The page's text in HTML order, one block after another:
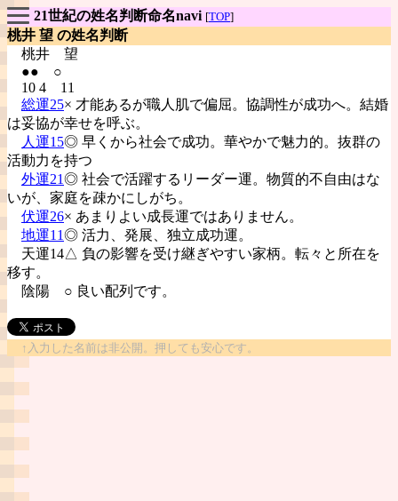
21世紀の姓名判断命名navi [TOP]
桃井 望 の姓名判断
桃井 望
●● ○
10 4 11
総運25× 才能あるが職人肌で偏屈。協調性が成功へ。結婚
は妥協が幸せを呼ぶ。
人運15◎ 早くから社会で成功。華やかで魅力的。抜群の
活動力を持つ
外運21◎ 社会で活躍するリーダー運。物質的不自由はな
いが、家庭を疎かにしがち。
伏運26× あまりよい成長運ではありません。
地運11◎ 活力、発展、独立成功運。
天運14△ 負の影響を受け継ぎやすい家柄。転々と所在を
移す。
陰陽 ○ 良い配列です。
↑入力した名前は非公開。押しても安心です。